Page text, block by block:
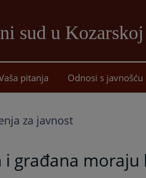
sud u
pitanja Odnosi s javnošću
za javnost
i građana